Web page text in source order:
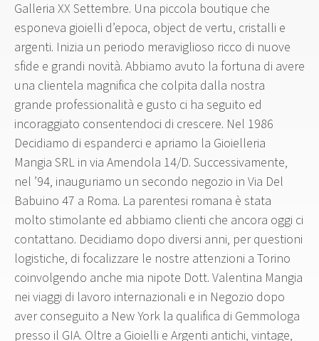
Galleria XX Settembre. Una piccola boutique che
esponeva gioielli d’epoca, object de vertu, cristalli e
argenti. Inizia un periodo meraviglioso ricco di nuove
sfide e grandi novità. Abbiamo avuto la fortuna di avere
una clientela magnifica che colpita dalla nostra
grande professionalità e gusto ci ha seguito ed
incoraggiato consentendoci di crescere. Nel 1986
Decidiamo di espanderci e apriamo la Gioielleria
Mangia SRL in via Amendola 14/D. Successivamente,
nel ’94, inauguriamo un secondo negozio in Via Del
Babuino 47 a Roma. La parentesi romana è stata
molto stimolante ed abbiamo clienti che ancora oggi ci
contattano. Decidiamo dopo diversi anni, per questioni
logistiche, di focalizzare le nostre attenzioni a Torino
coinvolgendo anche mia nipote Dott. Valentina Mangia
nei viaggi di lavoro internazionali e in Negozio dopo
aver conseguito a New York la qualifica di Gemmologa
presso il GIA. Oltre a Gioielli e Argenti antichi, vintage,